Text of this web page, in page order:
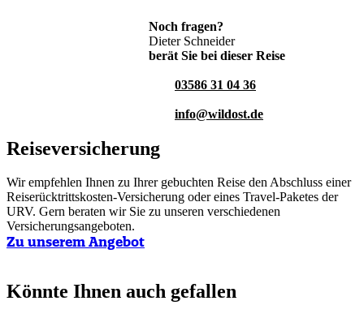
Noch fragen?
Dieter Schneider
berät Sie bei dieser Reise
03586 31 04 36
info@wildost.de
Reiseversicherung
Wir empfehlen Ihnen zu Ihrer gebuchten Reise den Abschluss einer
Reiserücktrittskosten-Versicherung oder eines Travel-Paketes der
URV. Gern beraten wir Sie zu unseren verschiedenen
Versicherungsangeboten.
Zu unserem Angebot
Könnte Ihnen auch gefallen